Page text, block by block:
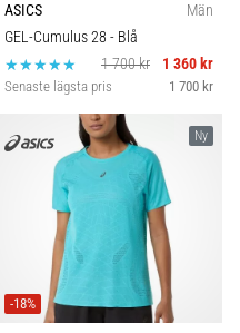
ASICS
Män
GEL-Cumulus 28 - Blå
1 700 kr
1 360 kr
Senaste lägsta pris 1 700 kr
Ny
-18%